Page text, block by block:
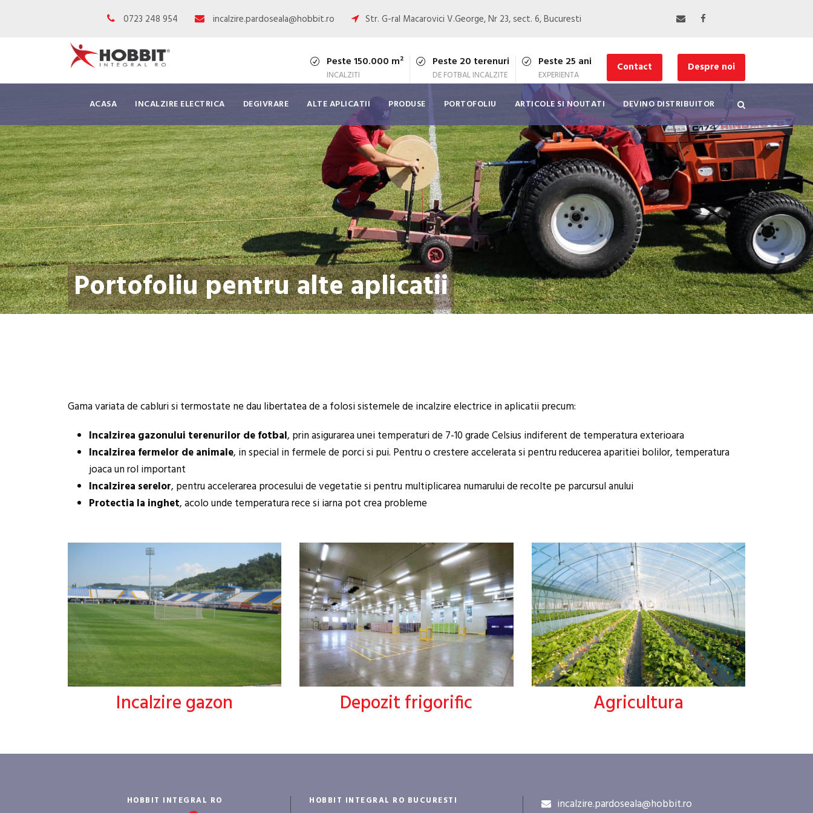
0723 248 954 incalzire.pardoseala@hobbit.ro Str. G-ral Macarovici V.George, Nr 23, sect. 6, Bucuresti
Peste 150.000 m²
INCALZITI
Peste 20 terenuri
DE FOTBAL INCALZITE
Peste 25 ani
EXPERIENTA
Contact Despre noi
ACASA INCALZIRE ELECTRICA DEGIVRARE ALTE APLICATII PRODUSE PORTOFOLIU ARTICOLE SI NOUTATI DEVINO DISTRIBUITOR
Portofoliu pentru alte aplicatii
Gama variata de cabluri si termostate ne dau libertatea de a folosi sistemele de incalzire electrice in aplicatii precum:
Incalzirea gazonului terenurilor de fotbal, prin asigurarea unei temperaturi de 7-10 grade Celsius indiferent de temperatura exterioara
Incalzirea fermelor de animale, in special in fermele de porci si pui. Pentru o crestere accelerata si pentru reducerea aparitiei bolilor, temperatura
joaca un rol important
Incalzirea serelor, pentru accelerarea procesului de vegetatie si pentru multiplicarea numarului de recolte pe parcursul anului
Protectia la inghet, acolo unde temperatura rece si iarna pot crea probleme
Incalzire gazon Depozit frigorific Agricultura
HOBBIT INTEGRAL RO HOBBIT INTEGRAL RO BUCURESTI incalzire.pardoseala@hobbit.ro